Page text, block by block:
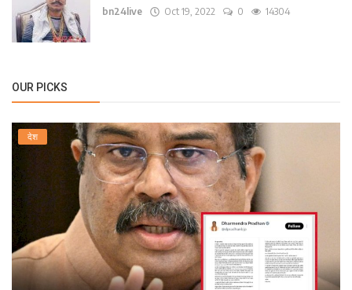
bn24live Oct 19, 2022 0 14304
OUR PICKS
देश